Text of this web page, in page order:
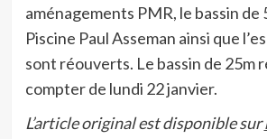
aménagements PMR, le bassin de
Piscine Paul Asseman ainsi que
sont réouverts. Le bassin de 25m
compter de lundi 22 janvier.
L’article original est disponible sur